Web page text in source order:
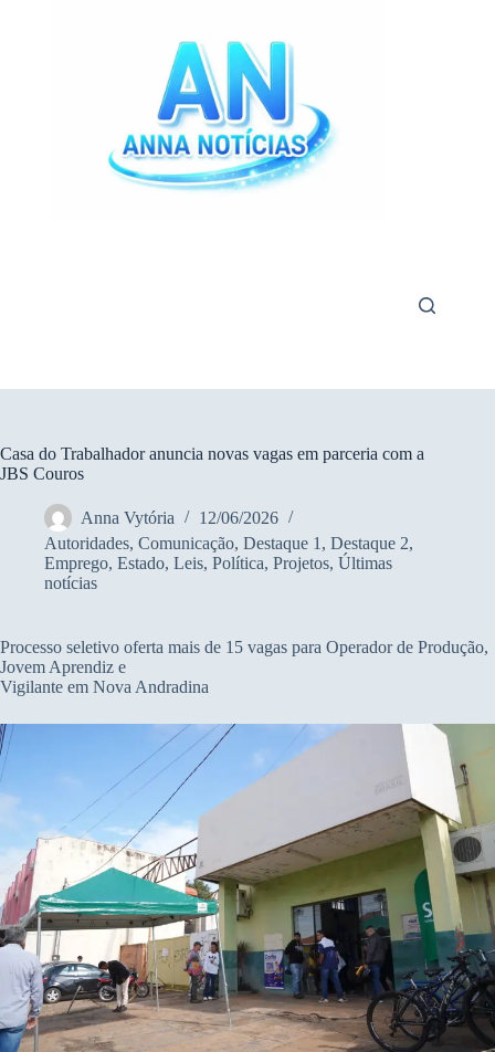
Casa do Trabalhador anuncia novas vagas em parceria com a
JBS Couros
Anna Vytória
12/06/2026
Autoridades, Comunicação, Destaque 1 , Destaque 2,
Emprego, Estado, Leis, Política, Projetos, Últimas
notícias
Processo seletivo oferta mais de 15 vagas para Operador de Produção,
Jovem Aprendiz e
Vigilante em Nova Andradina